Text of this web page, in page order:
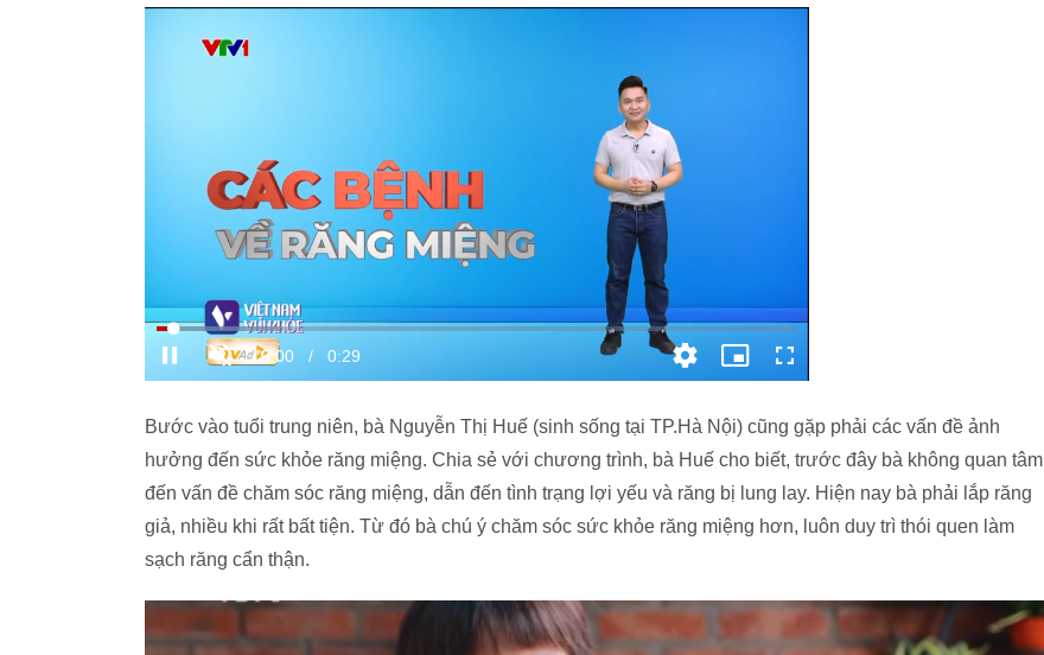
Bước vào tuổi trung niên, bà Nguyễn Thị Huế (sinh sống tại TP.Hà Nội) cũng gặp phải các vấn đề ảnh
hưởng đến sức khỏe răng miệng. Chia sẻ với chương trình, bà Huế cho biết, trước đây bà không quan tâm
đến vấn đề chăm sóc răng miệng, dẫn đến tình trạng lợi yếu và răng bị lung lay. Hiện nay bà phải lắp răng
giả, nhiều khi rất bất tiện. Từ đó bà chú ý chăm sóc sức khỏe răng miệng hơn, luôn duy trì thói quen làm
sạch răng cẩn thận.